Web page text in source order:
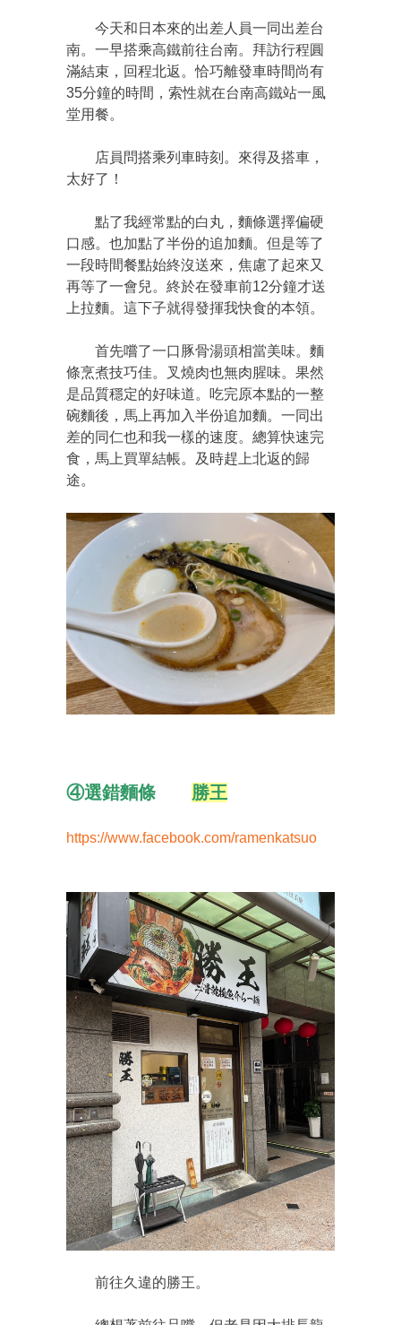
今天和日本來的出差人員一同出差台
南。一早搭乘高鐵前往台南。拜訪行程圓
滿結束，回程北返。恰巧離發車時間尚有
35分鐘的時間，索性就在台南高鐵站一風
堂用餐。
店員問搭乘列車時刻。來得及搭車，
太好了！
點了我經常點的白丸，麵條選擇偏硬
口感。也加點了半份的追加麵。但是等了
一段時間餐點始終沒送來，焦慮了起來又
再等了一會兒。終於在發車前12分鐘才送
上拉麵。這下子就得發揮我快食的本領。
首先嚐了一口豚骨湯頭相當美味。麵
條烹煮技巧佳。叉燒肉也無肉腥味。果然
是品質穩定的好味道。吃完原本點的一整
碗麵後，馬上再加入半份追加麵。一同出
差的同仁也和我一樣的速度。總算快速完
食，馬上買單結帳。及時趕上北返的歸
途。
④選錯麵條 勝王
https://www.facebook.com/ramenkatsuo
前往久違的勝王。